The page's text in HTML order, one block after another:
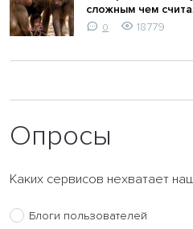
сложным чем
0 18779
Опросы
Каких сервисов нехватает
Блоги пользователей